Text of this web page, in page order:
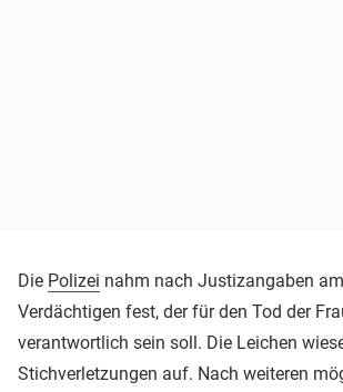
Die Polizei nahm nach Justizangaben
Verdächtigen fest, der für den Tod der
verantwortlich sein soll. Die Leichen
Stichverletzungen auf. Nach weiteren